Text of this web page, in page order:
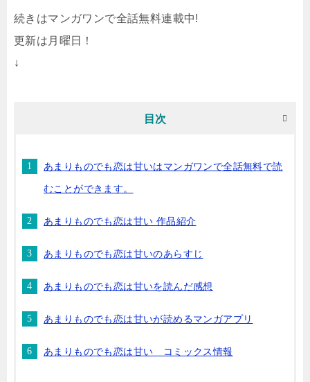
続きはマンガワンで全話無料連載中!
更新は月曜日！
↓
目次
あまりものでも恋は甘いはマンガワンで全話無料で読
むことができます。
あまりものでも恋は甘い 作品紹介
あまりものでも恋は甘いのあらすじ
あまりものでも恋は甘いを読んだ感想
あまりものでも恋は甘いが読めるマンガアプリ
あまりものでも恋は甘い コミックス情報